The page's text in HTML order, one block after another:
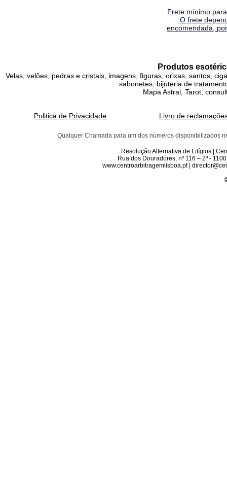
Frete mínimo
O frete
encomendada,
Produtos
Velas, velões, pedras e cristais, imagens, figuras, orixas, santos,
sabonetes, bijuteria de
Mapa Astral, Tarot,
Politica de Privacidade Livro de
Qualquer Chamada para um dos números disponibilizados
Resolução Alternativa de Litígios |
Rua dos Douradores, nº 116 – 2º -
www.centroarbitragemlisboa.pt |